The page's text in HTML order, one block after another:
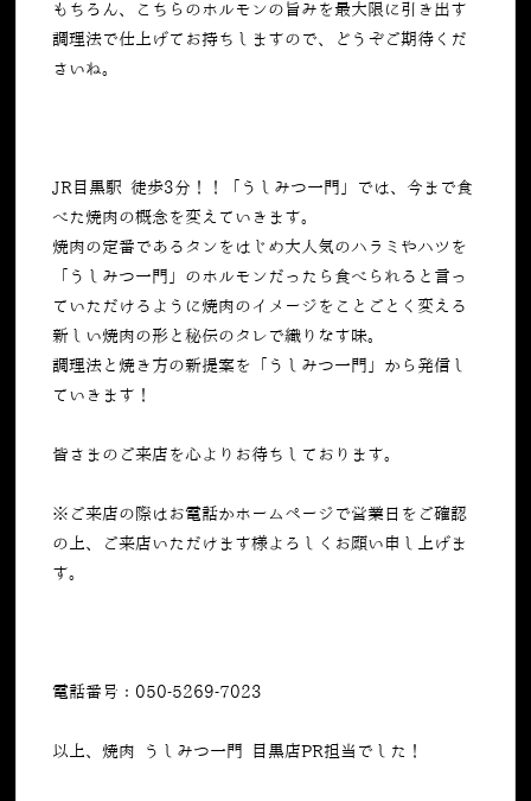
もちろん、こちらのホルモンの旨みを最大限に引き出す
調理法で仕上げてお持ちしますので、どうぞご期待くだ
さいね。
JR目黒駅 徒歩3分！！「うしみつ一門」では、今まで食
べた焼肉の概念を変えていきます。
焼肉の定番であるタンをはじめ大人気のハラミやハツを
「うしみつ一門」のホルモンだったら食べられると言っ
ていただけるように焼肉のイメージをことごとく変える
新しい焼肉の形と秘伝のタレで織りなす味。
調理法と焼き方の新提案を「うしみつ一門」から発信し
ていきます！
皆さまのご来店を心よりお待ちしております。
※ご来店の際はお電話かホームページで営業日をご確認
の上、ご来店いただけます様よろしくお願い申し上げま
す。
電話番号：050-5269-7023
以上、焼肉 うしみつ一門 目黒店PR担当でした！